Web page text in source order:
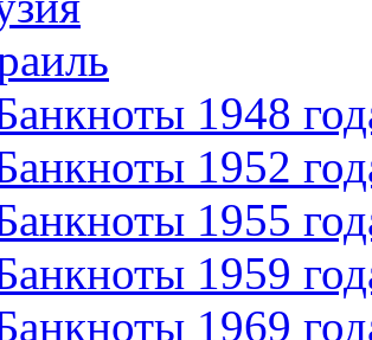
1948
1952
1955
1959
1969